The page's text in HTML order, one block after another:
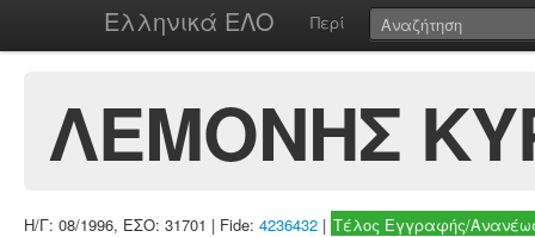
Ελληνικά ΕΛΟ Περί
ΛΕΜΟΝΗΣ
Η/Γ: 08/1996, ΕΣΟ: 31701 | Fide: 4236432 | Τέλος Εγγραφής/